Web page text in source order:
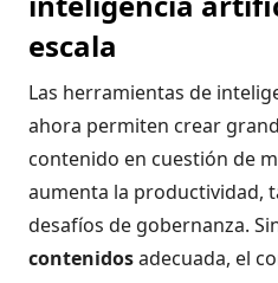
escala
Las herramientas de
ahora permiten crear
contenido en cuestión de
aumenta la productividad,
desafíos de gobernanza.
contenidosadecuada, el